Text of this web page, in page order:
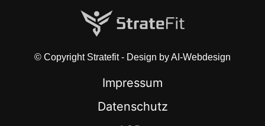
© Copyright Stratefit - Design by AI-Webdesign
Impressum
Datenschutz